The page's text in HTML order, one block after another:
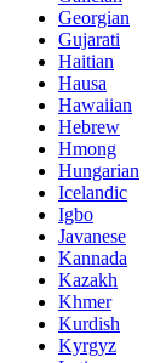
Georgian
Gujarati
Haitian
Hausa
Hawaiian
Hebrew
Hmong
Hungarian
Icelandic
Igbo
Javanese
Kannada
Kazakh
Khmer
Kurdish
Kyrgyz